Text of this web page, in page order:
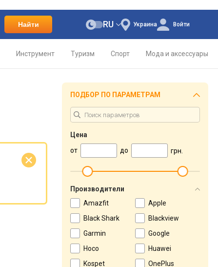
Найти Украина
RU Войти
Инструмент Туризм Спорт Мода и аксессуары
ПОДБОР ПО ПАРАМЕТРАМ
Цена
от
до грн.
Производители
Amazfit
Apple
Black Shark
Blackview
Garmin
Google
Hoco
Huawei
Kospet
OnePlus